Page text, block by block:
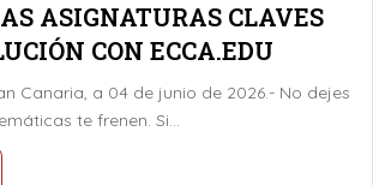
ASIGNATURAS CLAVES
CON ECCA.EDU
Canaria, a 04 de junio de 2026.- No dejes
te frenen. Si…